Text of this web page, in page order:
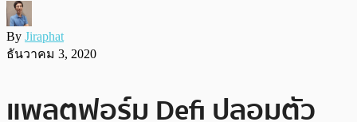
By Jiraphat
ธันวาคม 3, 2020
แพลตฟอร์ม Defi ปลอมตัว